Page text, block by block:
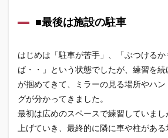
■最後は施設の駐車
はじめは「駐車が苦手」、「ぶつける
ば・・」という状態でしたが、練習を
が掴めてきて、ミラーの見る場所やハ
グが分かってきました。
最初は広めのスペースで練習していま
上げていき、最終的に隣に車や柱があ